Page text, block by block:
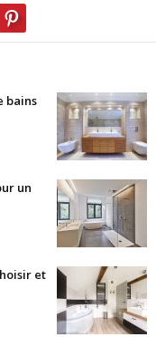
bains
un
et